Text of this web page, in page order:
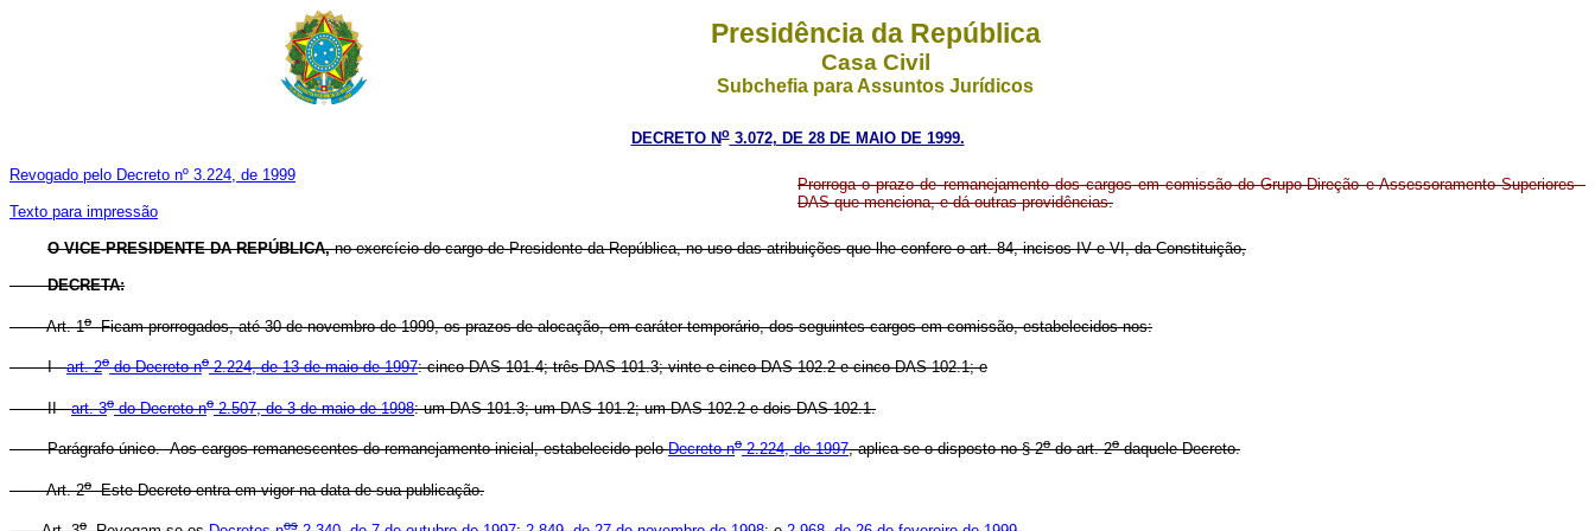
Presidência da República
Casa Civil
Subchefia para Assuntos Jurídicos
DECRETO No3.072, DE 28 DE MAIO DE 1999.
Revogado pelo Decreto nº 3.224, de 1999
Texto para impressão
Prorroga o prazo de remanejamento dos cargos em comissão do Grupo-Direção e Assessoramento Superiores -
DAS que menciona, e dá outras providências.
O VICE-PRESIDENTE DA REPÚBLICA,no exercício do cargo de Presidente da República, no uso das atribuições que lhe confere o art. 84, incisos IV e VI, da Constituição,
DECRETA:
Art. 1oFicam prorrogados, até 30 de novembro de 1999, os prazos de alocação, em caráter temporário, dos seguintes cargos em comissão, estabelecidos nos:
I -art. 2odo Decreto no2.224, de 13 de maio de 1997: cinco DAS 101.4; três DAS 101.3; vinte e cinco DAS 102.2 e cinco DAS 102.1; e
II -art. 3odo Decreto no2.507, de 3 de maio de 1998: um DAS 101.3; um DAS 101.2; um DAS 102.2 e dois DAS 102.1.
Parágrafo único. Aos cargos remanescentes do remanejamento inicial, estabelecido peloDecreto no2.224, de 1997, aplica-se o disposto no § 2odo art. 2odaquele Decreto.
Art. 2oEste Decreto entra em vigor na data de sua publicação.
o os